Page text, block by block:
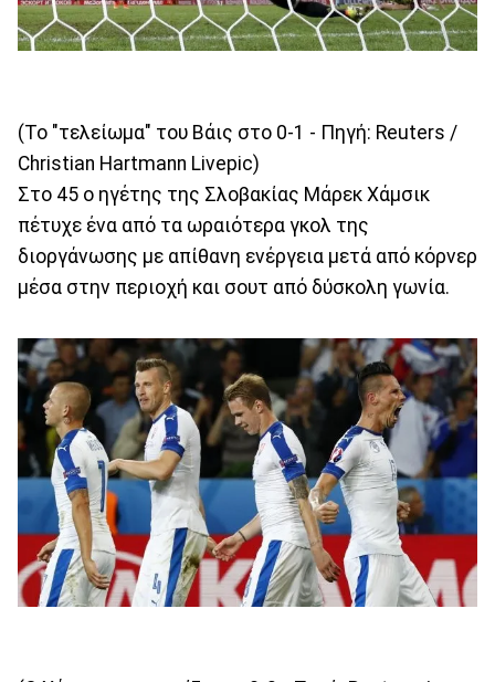
(Το "τελείωμα" του Βάις στο 0-1 - Πηγή: Reuters /
Christian Hartmann Livepic)
Στο 45 ο ηγέτης της Σλοβακίας Μάρεκ Χάμσικ
πέτυχε ένα από τα ωραιότερα γκολ της
διοργάνωσης με απίθανη ενέργεια μετά από κόρνερ
μέσα στην περιοχή και σουτ από δύσκολη γωνία.